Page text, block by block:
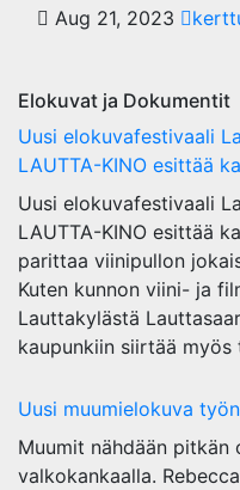
Aug 21, 2023
Elokuvat ja Dokumentit
Uusi elokuvafestivaali
LAUTTA-KINO esittää
Uusi elokuvafestivaali
LAUTTA-KINO esittää
parittaa viinipullon
Kuten kunnon viini- ja
Lauttakylästä
kaupunkiin siirtää
Uusi muumielokuva
Muumit nähdään pitkän
valkokankaalla.